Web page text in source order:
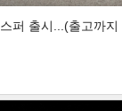
퍼 출시...(출고까